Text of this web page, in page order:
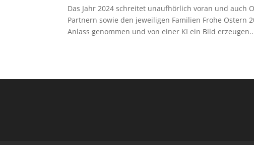
Das Jahr 2024 schreitet unaufhörlich voran und auch
Partnern sowie den jeweiligen Familien Frohe Ostern
Anlass genommen und von einer KI ein Bild